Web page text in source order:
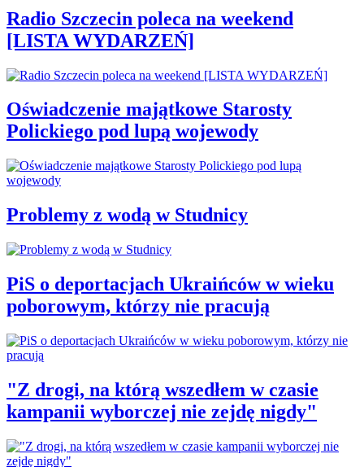
Radio Szczecin poleca na weekend
[LISTA WYDARZEŃ]
Oświadczenie majątkowe Starosty
Polickiego pod lupą wojewody
Problemy z wodą w Studnicy
PiS o deportacjach Ukraińców w wieku
poborowym, którzy nie pracują
"Z drogi, na którą wszedłem w czasie
kampanii wyborczej nie zejdę nigdy"